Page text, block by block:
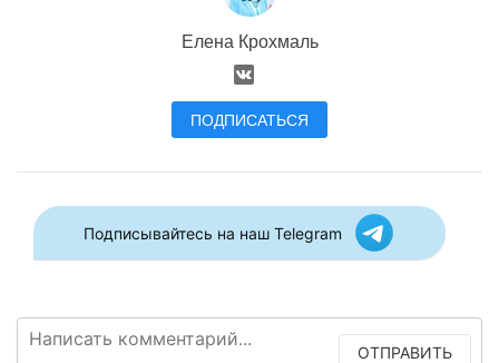
Елена Крохмаль
ПОДПИСАТЬСЯ
Подписывайтесь на наш Telegram
ОТПРАВИТЬ